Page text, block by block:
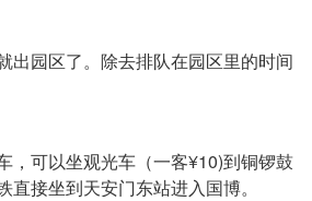
出园区了。除去排队在园区里的时间
，可以坐观光车（一客¥10)到铜锣鼓
接坐到天安门东站进入国博。